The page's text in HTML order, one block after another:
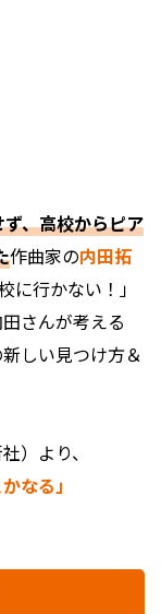
、高校からピア
作曲家の内田拓
に行かない！」
さんが考える
しい見つけ方＆
）より、
なる」